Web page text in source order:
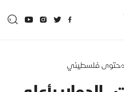
محتوى فلسطيني